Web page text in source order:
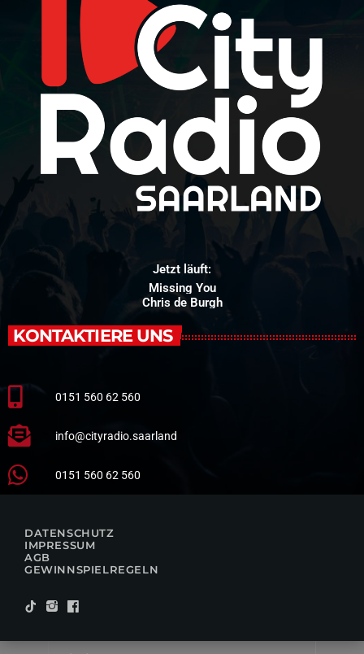
Jetzt läuft:
Missing You
Chris de Burgh
KONTAKTIERE UNS
0151 560 62 560
info@cityradio.saarland
0151 560 62 560
DATENSCHUTZ
IMPRESSUM
AGB
GEWINNSPIELREGELN